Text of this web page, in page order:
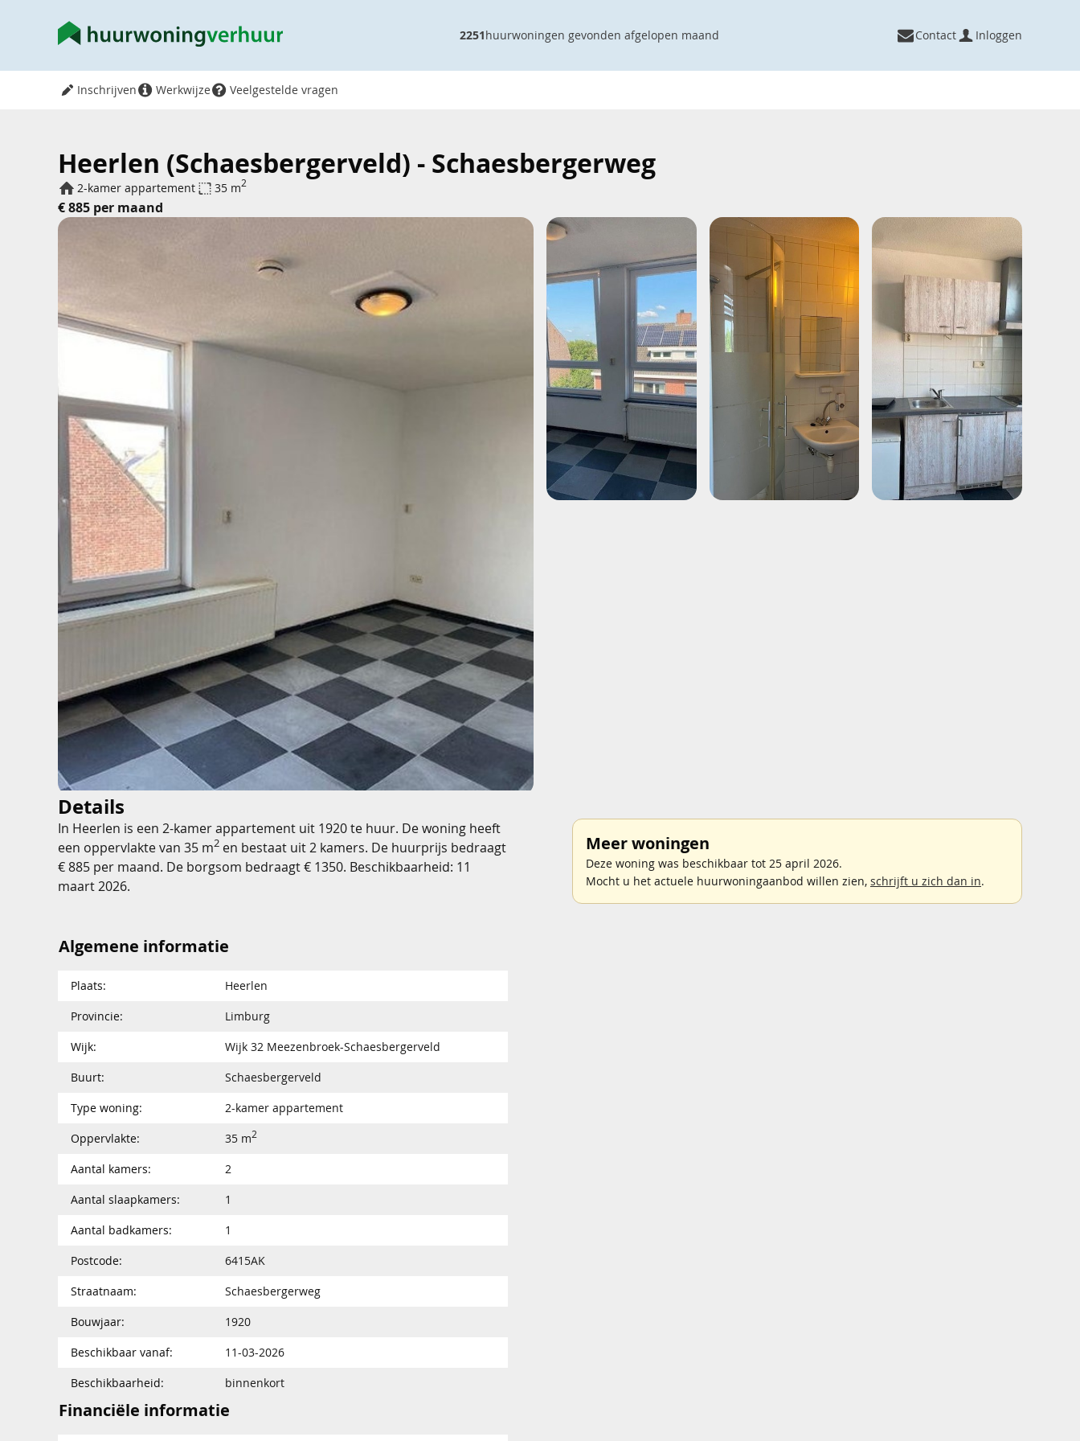
2251huurwoningen gevonden afgelopen maand Contact Inloggen
Inschrijven Werkwijze Veelgestelde vragen
Heerlen (Schaesbergerveld) - Schaesbergerweg
2-kamer appartement 35 m2
€ 885 per maand
Details
In Heerlen is een 2-kamer appartement uit 1920 te huur. De woning heeft
een oppervlakte van 35 m2 en bestaat uit 2 kamers. De huurprijs bedraagt
€ 885 per maand. De borgsom bedraagt € 1350. Beschikbaarheid: 11
maart 2026.
Meer woningen
Deze woning was beschikbaar tot 25 april 2026.
Mocht u het actuele huurwoningaanbod willen zien, schrijft u zich dan in.
Algemene informatie
Plaats:
Heerlen
Provincie:
Limburg
Wijk:
Wijk 32 Meezenbroek-Schaesbergerveld
Buurt:
Schaesbergerveld
Type woning:
2-kamer appartement
Oppervlakte:
35 m2
Aantal kamers:
2
Aantal slaapkamers:
1
Aantal badkamers:
1
Postcode:
6415AK
Straatnaam:
Schaesbergerweg
Bouwjaar:
1920
Beschikbaar vanaf:
11-03-2026
Beschikbaarheid:
binnenkort
Financiële informatie